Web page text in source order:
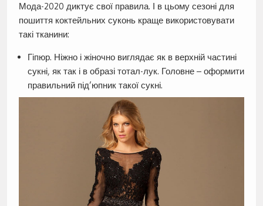
Мода-2020 диктує свої правила. І в цьому сезоні для
пошиття коктейльних суконь краще використовувати
такі тканини:
Гіпюр. Ніжно і жіночно виглядає як в верхній частині
сукні, як так і в образі тотал-лук. Головне – оформити
правильний під’юпник такої сукні.